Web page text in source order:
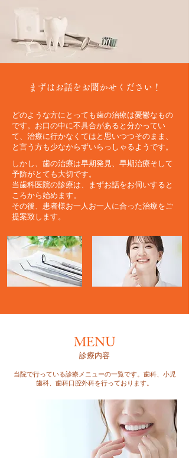
まずはお話をお聞かせください！
どのような方にとっても歯の治療は憂鬱なもの
です。お口の中に不具合があると分かってい
て、治療に行かなくてはと思いつつそのまま、
と言う方も少なからずいらっしゃるようです。
しかし、歯の治療は早期発見、早期治療そして
予防がとても大切です。
当歯科医院の診療は、まずお話をお伺いすると
ころから始めます。
その後、患者様お一人お一人に合った治療をご
提案致します。
MENU
診療内容
当院で行っている診療メニューの一覧です。歯科、小児
歯科、歯科口腔外科を行っております。